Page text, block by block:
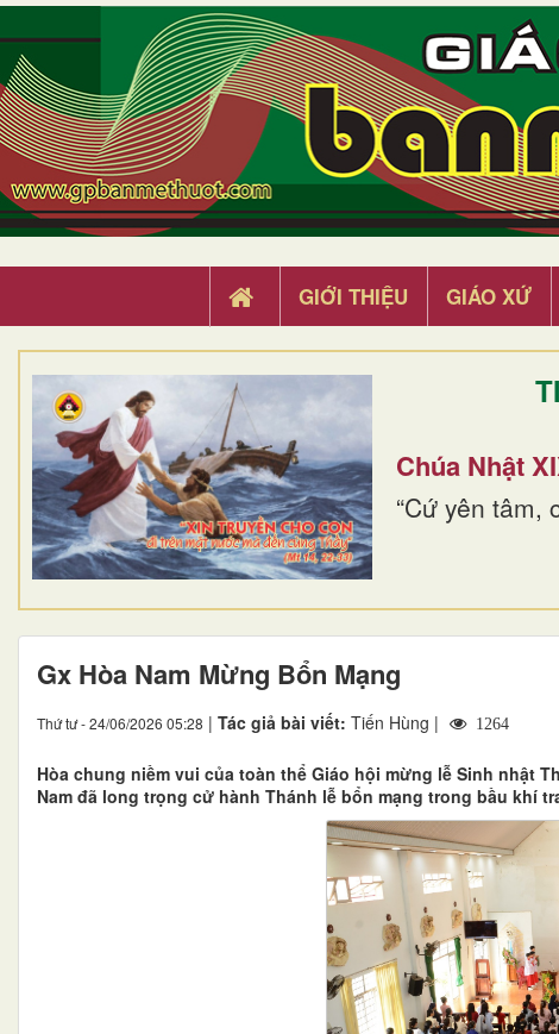
GIỚI THIỆU GIÁO XỨ
Chúa Nhật
“Cứ yên tâm,
Gx Hòa Nam Mừng Bổn Mạng
Thứ tư - 24/06/2026 05:28 | Tác giả bài viết: Tiến Hùng | 1264
Hòa chung niềm vui của toàn thể Giáo hội mừng lễ Sinh nhật
Nam đã long trọng cử hành Thánh lễ bổn mạng trong bầu khí